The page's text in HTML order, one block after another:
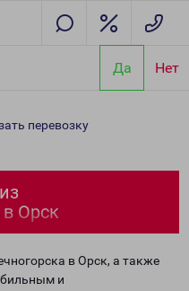
Да Нет
перевозку
Орск
в Орск, а также
и